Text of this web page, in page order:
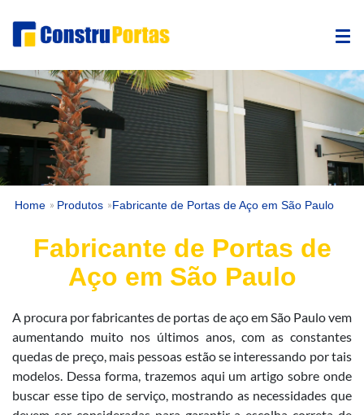
Home » Produtos »Fabricante de Portas de Aço em São Paulo
Fabricante de Portas de
Aço em São Paulo
A procura por fabricantes de portas de aço em São Paulo vem
aumentando muito nos últimos anos, com as constantes
quedas de preço, mais pessoas estão se interessando por tais
modelos. Dessa forma, trazemos aqui um artigo sobre onde
buscar esse tipo de serviço, mostrando as necessidades que